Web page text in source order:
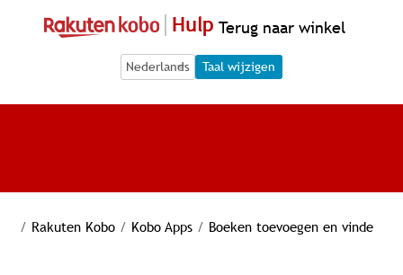
Hulp Terug naar winkel
Language Selection
Language Selection
Taal wijzigen
/ Rakuten Kobo / Kobo Apps / Boeken toevoegen en vinde